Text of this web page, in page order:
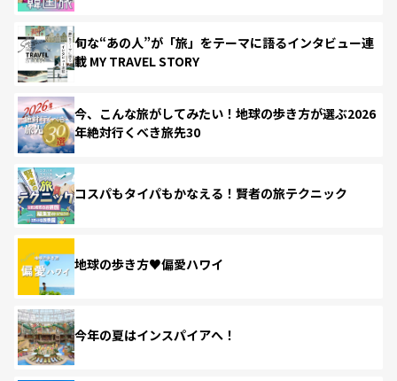
旬な“あの人”が「旅」をテーマに語るインタビュー連
載 MY TRAVEL STORY
今、こんな旅がしてみたい！地球の歩き方が選ぶ2026
年絶対行くべき旅先30
コスパもタイパもかなえる！賢者の旅テクニック
地球の歩き方♥偏愛ハワイ
今年の夏はインスパイアへ！